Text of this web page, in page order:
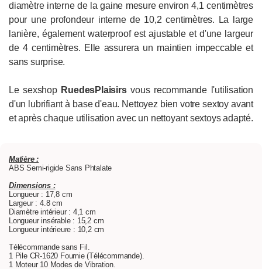
diamètre interne de la gaine mesure environ 4,1 centimètres
pour une profondeur interne de 10,2 centimètres. La large
lanière, également waterproof est ajustable et d'une largeur
de 4 centimètres. Elle assurera un maintien impeccable et
sans surprise.
Le sexshop RuedesPlaisirsvous recommande l'utilisation
d'un lubrifiant à base d'eau. Nettoyez bien votre sextoy avant
et après chaque utilisation avec un nettoyant sextoys adapté.
Matière :
ABS Semi-rigide Sans Phtalate
Dimensions :
Longueur : 17,8 cm
Largeur : 4.8 cm
Diamètre intérieur : 4,1 cm
Longueur insérable : 15,2 cm
Longueur intérieure : 10,2 cm
Télécommande sans Fil.
1 Pile CR-1620 Fournie (Télécommande).
1 Moteur 10 Modes de Vibration.